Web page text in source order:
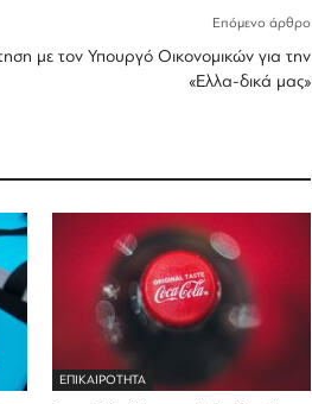
Επόμενο άρθρο
με τον Υπουργό Οικονομικών για την
«Ελλα-δικά μας»
ΕΠΙΚΑΙΡΟΤΗΤΑ